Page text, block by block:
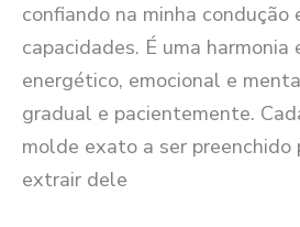
confiando na minha condução
capacidades. É uma harmonia
energético, emocional e
gradual e pacientemente.
molde exato a ser preenchido
extrair dele